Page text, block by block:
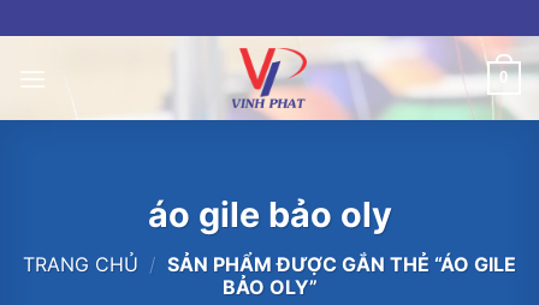
to
content
0
áo gile bảo oly
TRANG CHỦ / SẢN PHẨM ĐƯỢC GẮN THẺ “ÁO GILE
BẢO OLY”